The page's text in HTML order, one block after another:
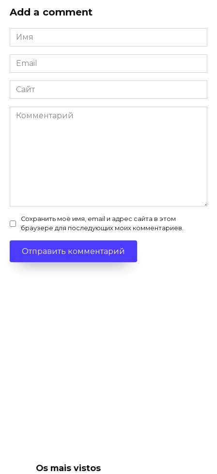
Add a comment
Имя
*
Email
*
Сайт
Комментарий
Сохранить моё имя, email и адрес сайта в этом
браузере для последующих моих комментариев.
Os mais vistos